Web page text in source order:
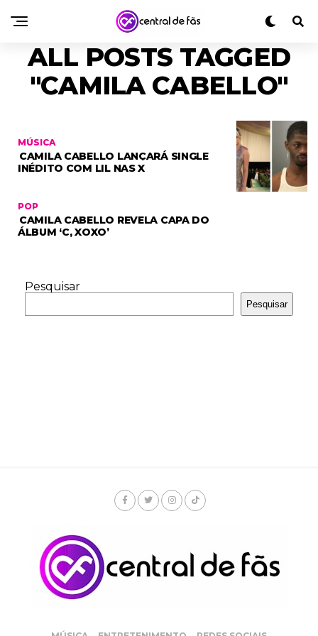
ALL POSTS TAGGED
"CAMILA CABELLO"
MÚSICA
CAMILA CABELLO LANÇARÁ SINGLE
INÉDITO COM LIL NAS X
POP
CAMILA CABELLO REVELA CAPA DO
ÁLBUM ‘C, XOXO’
Pesquisar
Pesquisar